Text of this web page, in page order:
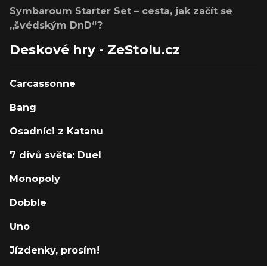
Symbaroum Starter Set – cesta, jak začít se
„švédským DnD“?
Deskové hry - ZeStolu.cz
Carcassonne
Bang
Osadníci z Katanu
7 divů světa: Duel
Monopoly
Dobble
Uno
Jízdenky, prosím!